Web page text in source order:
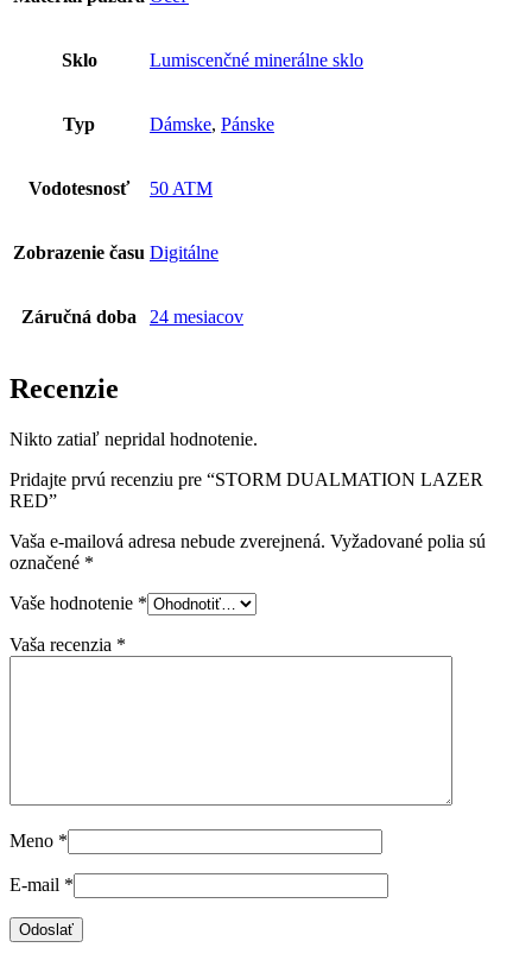
Sklo Lumiscenčné minerálne sklo
Typ Dámske, Pánske
Vodotesnosť 50 ATM
Zobrazenie času Digitálne
Záručná doba 24 mesiacov
Recenzie
Nikto zatiaľ nepridal hodnotenie.
Pridajte prvú recenziu pre “STORM DUALMATION LAZER
RED”
Vaša e-mailová adresa nebude zverejnená. Vyžadované polia sú
označené *
Vaše hodnotenie *
Vaša recenzia *
Meno *
E-mail *